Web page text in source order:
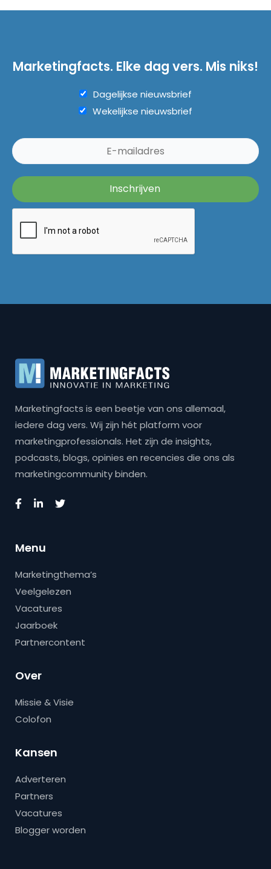
Marketingfacts. Elke dag vers. Mis niks!
Dagelijkse nieuwsbrief
Wekelijkse nieuwsbrief
Marketingfacts is een beetje van ons allemaal,
iedere dag vers. Wij zijn hét platform voor
marketingprofessionals. Het zijn de insights,
podcasts, blogs, opinies en recencies die ons als
marketingcommunity binden.
Menu
Marketingthema’s
Veelgelezen
Vacatures
Jaarboek
Partnercontent
Over
Missie & Visie
Colofon
Kansen
Adverteren
Partners
Vacatures
Blogger worden